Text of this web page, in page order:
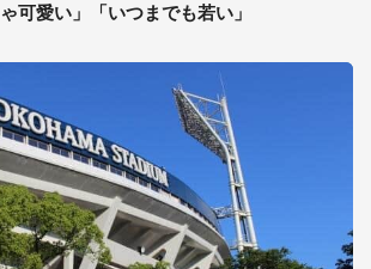
可愛い」「いつまでも若い」